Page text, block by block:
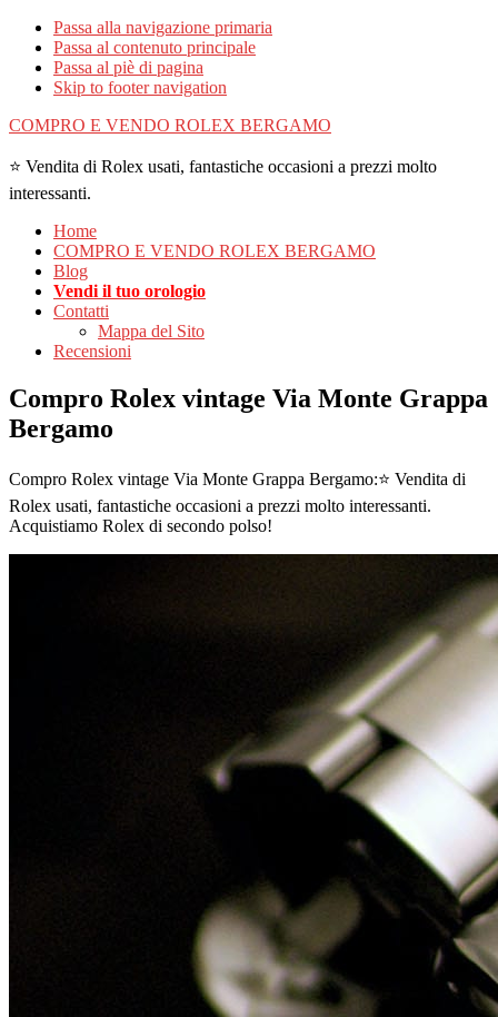
Passa alla navigazione primaria
Passa al contenuto principale
Passa al piè di pagina
Skip to footer navigation
COMPRO E VENDO ROLEX BERGAMO
⭐ Vendita di Rolex usati, fantastiche occasioni a prezzi molto
interessanti.
Home
COMPRO E VENDO ROLEX BERGAMO
Blog
Vendi il tuo orologio
Contatti
Mappa del Sito
Recensioni
Compro Rolex vintage Via Monte Grappa
Bergamo
Compro Rolex vintage Via Monte Grappa Bergamo:⭐ Vendita di
Rolex usati, fantastiche occasioni a prezzi molto interessanti.
Acquistiamo Rolex di secondo polso!